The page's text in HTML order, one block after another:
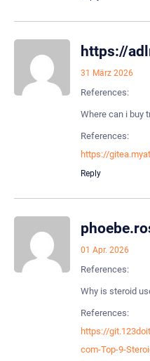
https://
31 März 2026
References:
Where can i buy
References:
https://
Reply
01 Apr. 2026
References:
Why is steroid
References:
https://
com-Top-9-